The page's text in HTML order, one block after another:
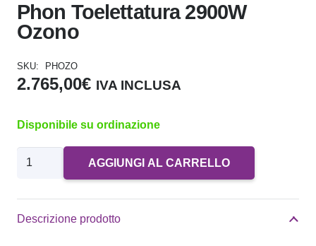
Phon Toelettatura 2900W
Ozono
SKU: PHOZO
2.765,00€ IVA INCLUSA
Disponibile su ordinazione
Phon
Toelettatura
Ozono
AGGIUNGI AL CARRELLO
Descrizione prodotto